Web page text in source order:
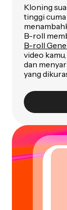
Kloning
tinggi
B-roll
B-roll
video
dan
yang